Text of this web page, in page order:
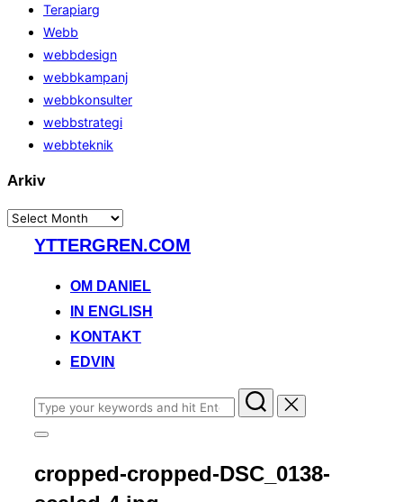
Terapiarg
Webb
webbdesign
webbkampanj
webbkonsulter
webbstrategi
webbteknik
Arkiv
Arkiv
YTTERGREN.COM
OM DANIEL
IN ENGLISH
KONTAKT
EDVIN
Search
for:
Toggle
&
navigation
cropped-cropped-DSC_0138-